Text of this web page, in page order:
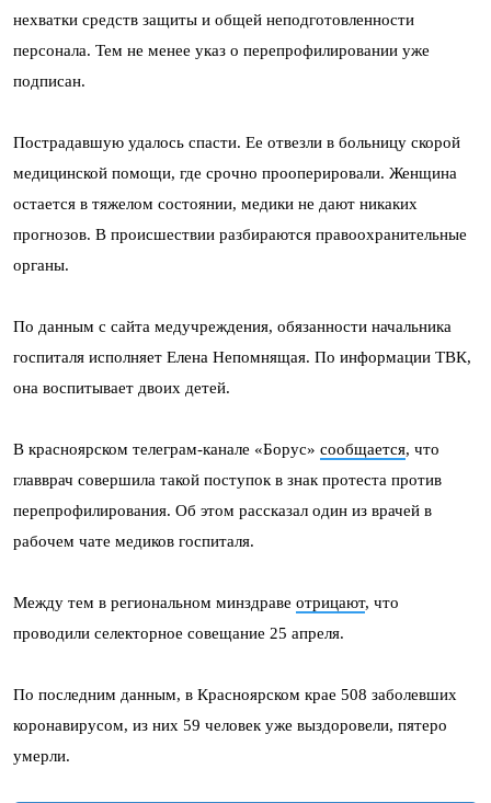
нехватки средств защиты и общей неподготовленности
персонала. Тем не менее указ о перепрофилировании уже
подписан.
Пострадавшую удалось спасти. Ее отвезли в больницу скорой
медицинской помощи, где срочно прооперировали. Женщина
остается в тяжелом состоянии, медики не дают никаких
прогнозов. В происшествии разбираются правоохранительные
органы.
По данным с сайта медучреждения, обязанности начальника
госпиталя исполняет Елена Непомнящая. По информации ТВК,
она воспитывает двоих детей.
В красноярском телеграм-канале «Борус» сообщается, что
главврач совершила такой поступок в знак протеста против
перепрофилирования. Об этом рассказал один из врачей в
рабочем чате медиков госпиталя.
Между тем в региональном минздраве отрицают, что
проводили селекторное совещание 25 апреля.
По последним данным, в Красноярском крае 508 заболевших
коронавирусом, из них 59 человек уже выздоровели, пятеро
умерли.